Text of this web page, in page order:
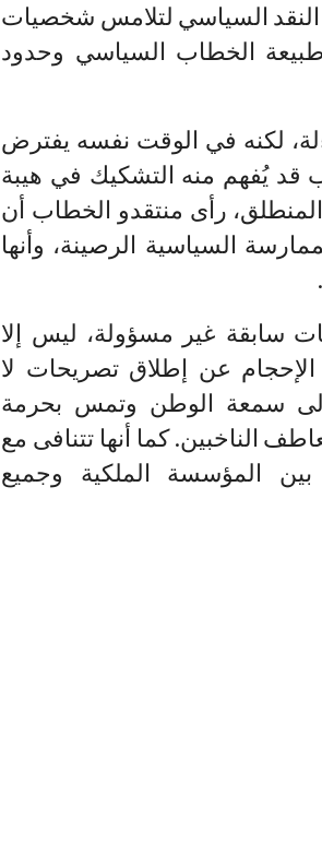
النقد السياسي لتلامس شخصيات
الخطاب السياسي وحدود
لكنه في الوقت نفسه يفترض
قد يُفهم منه التشكيك في هيبة
رأى منتقدو الخطاب أن
السياسية الرصينة، وأنها
سابقة غير مسؤولة، ليس إلا
عن إطلاق تصريحات لا
سمعة الوطن وتمس بحرمة
الناخبين. كما أنها تتنافى مع
بين المؤسسة الملكية وجميع